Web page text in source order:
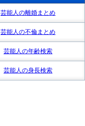
芸能人の離婚まとめ
芸能人の不倫まとめ
芸能人の年齢検索
芸能人の身長検索